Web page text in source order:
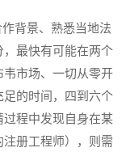
背景、熟悉当地法
最快有可能在两个
市场、一切从零开
的时间，四到六个
程中发现自身在某
册工程师），则需